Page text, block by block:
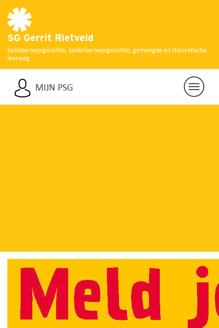
SG Gerrit Rietveld
basisberoepsgerichte, kaderberoepsgerichte, gemengde en theoretische
leerweg
MIJN PSG